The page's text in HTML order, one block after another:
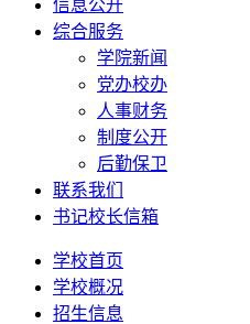
信息公开
综合服务
学院新闻
党办校办
人事财务
制度公开
后勤保卫
联系我们
书记校长信箱
学校首页
学校概况
招生信息